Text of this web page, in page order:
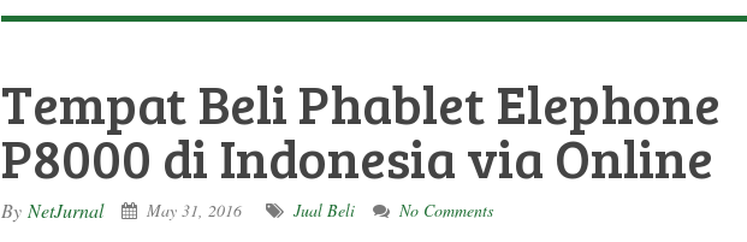
Tempat Beli Phablet Elephone
P8000 di Indonesia via Online
By NetJurnal May 31, 2016 Jual Beli No Comments